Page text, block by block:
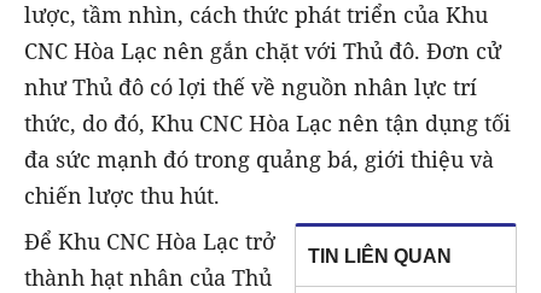
lược, tầm nhìn, cách thức phát triển của Khu
CNC Hòa Lạc nên gắn chặt với Thủ đô. Đơn cử
như Thủ đô có lợi thế về nguồn nhân lực trí
thức, do đó, Khu CNC Hòa Lạc nên tận dụng tối
đa sức mạnh đó trong quảng bá, giới thiệu và
chiến lược thu hút.
TIN LIÊN QUAN
Để Khu CNC Hòa Lạc trở
thành hạt nhân của Thủ